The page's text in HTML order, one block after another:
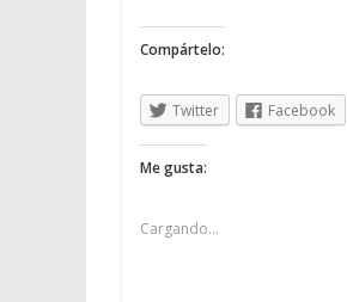
Compártelo:
Twitter Facebook
Me gusta:
Cargando...